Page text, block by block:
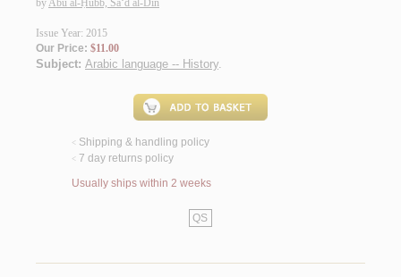
byAbū al-Ḥubb, Sa‘d al-Dīn
Issue Year: 2015
Our Price: $11.00
Subject: Arabic language -- History.
< Shipping & handling policy
< 7 day returns policy
Usually ships within 2 weeks
QS